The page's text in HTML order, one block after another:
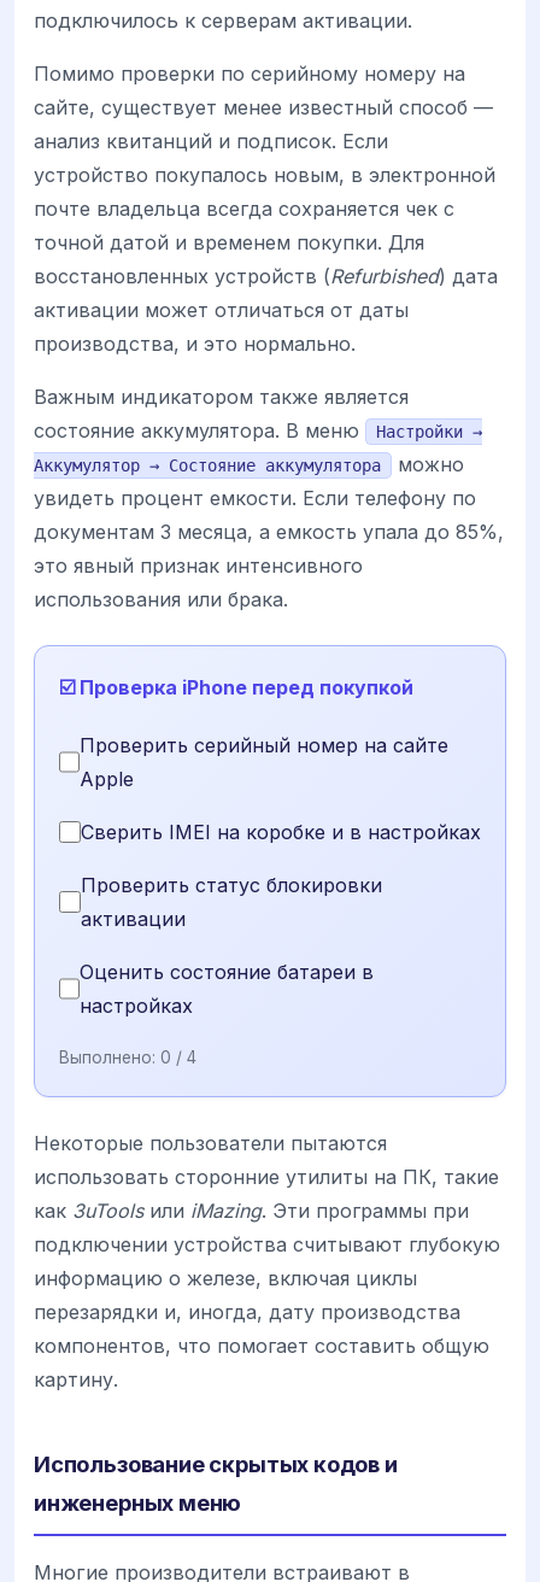
подключилось к серверам активации.
Помимо проверки по серийному номеру на
сайте, существует менее известный способ —
анализ квитанций и подписок. Если
устройство покупалось новым, в электронной
почте владельца всегда сохраняется чек с
точной датой и временем покупки. Для
восстановленных устройств (Refurbished) дата
активации может отличаться от даты
производства, и это нормально.
Важным индикатором также является
состояние аккумулятора. В меню
Настройки →
Аккумулятор → Состояние аккумулятора
можно
увидеть процент емкости. Если телефону по
документам 3 месяца, а емкость упала до 85%,
это явный признак интенсивного
использования или брака.
☑️ Проверка iPhone перед покупкой
Проверить серийный номер на сайте
Apple
Сверить IMEI на коробке и в настройках
Проверить статус блокировки
активации
Оценить состояние батареи в
настройках
Выполнено: 0 / 4
Некоторые пользователи пытаются
использовать сторонние утилиты на ПК, такие
как 3uToolsили iMazing. Эти программы при
подключении устройства считывают глубокую
информацию о железе, включая циклы
перезарядки и, иногда, дату производства
компонентов, что помогает составить общую
картину.
Использование скрытых кодов и
инженерных меню
Многие производители встраивают в